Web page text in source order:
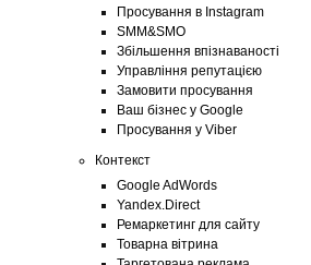
Просування в Instagram
SMM&SMO
Збільшення впізнаваності
Управління репутацією
Замовити просування
Ваш бізнес у Google
Просування у Viber
Контекст
Google AdWords
Yandex.Direct
Ремаркетинг для сайту
Товарна вітрина